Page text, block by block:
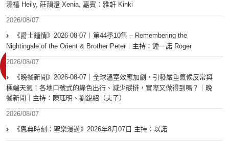
溱禧 Heily, 莊韻澄 Xenia, 嘉賓：雅軒 Kinki
2026/08/07
《爵士鍾情》2026-08-07︱第44季10集 – Remembering the
Nightingale of the Orient & Brother Peter︱主持：鍾一諾 Roger
2026/08/07
《晚餐新聞》2026-08-07｜全球溫室效應加劇，引發嚴重氣候反常與
極端天氣！各地口號式的綠色出行、減少碳排，實際又做得到嗎？｜晚
餐新聞｜主持：陳珏明、劉銳紹（夫子）
2026/08/07
《恩典時刻：聖樂漫遊》2026年8月07日 主持：以諾